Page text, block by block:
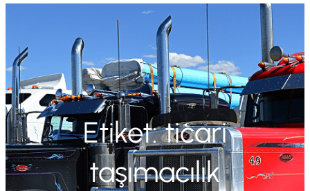
Etiket:ticari
taşımacılık